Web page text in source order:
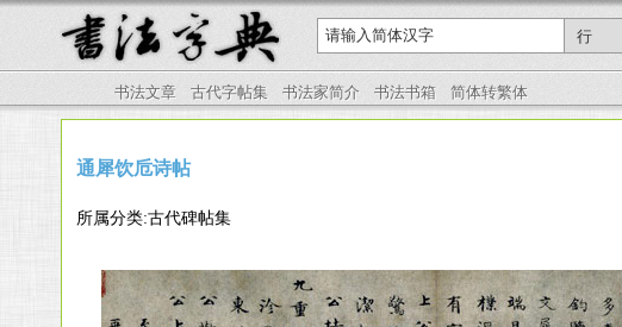
书法文章 古代字帖集 书法家简介 书法书箱 简体转繁体
通犀饮卮诗帖
所属分类:古代碑帖集